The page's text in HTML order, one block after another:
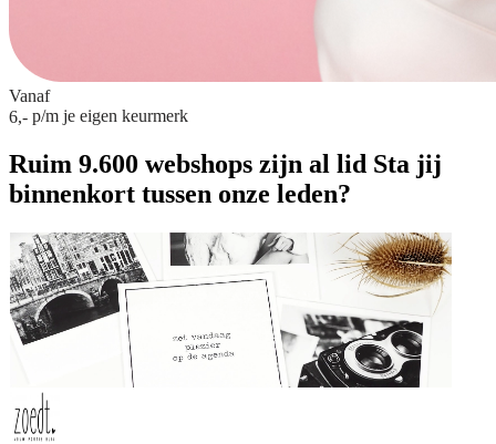
Vanaf
6,- p/m je eigen keurmerk
Ruim 9.600 webshops zijn al lid Sta jij
binnenkort tussen onze leden?